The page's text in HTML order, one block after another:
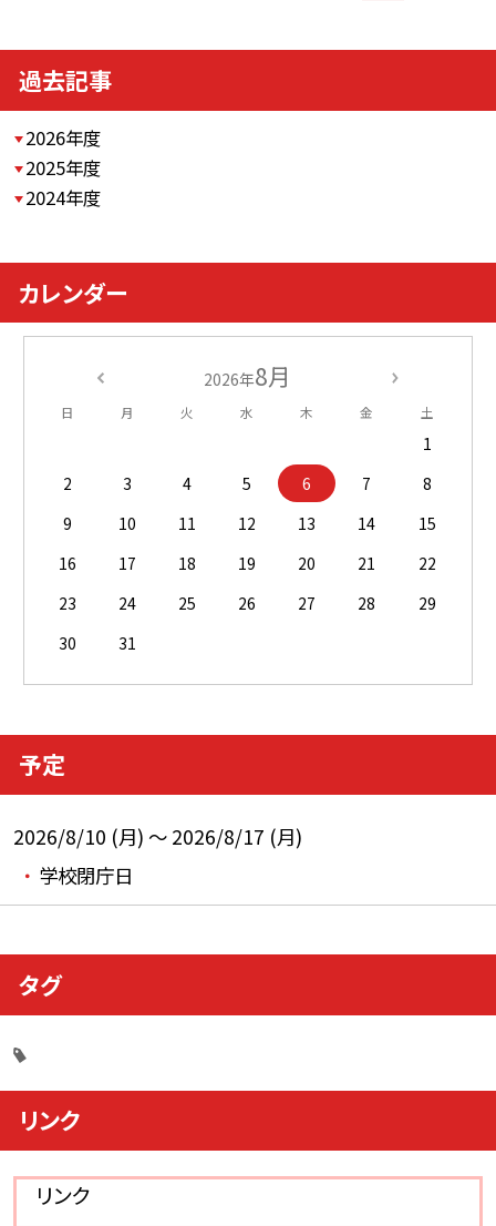
過去記事
2026年度
2025年度
2024年度
カレンダー
2026年8月
日 月 火 水 木 金 土
1
2
3 4 5 6 7
8
9
10 11 12 13 14
15
16
17 18 19 20 21
22
23
24 25 26 27 28
29
30
31
予定
2026/8/10 (月) ～ 2026/8/17 (月)
学校閉庁日
タグ
リンク
リンク